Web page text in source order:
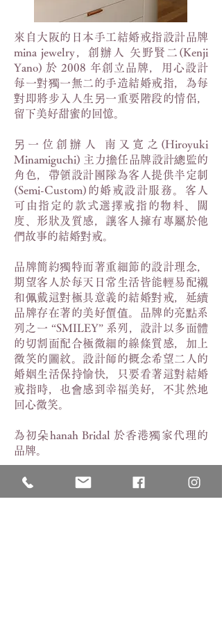
來自大阪的日本手工結婚戒指設計品牌
mina jewelry，創辦人 矢野賢二(Kenji
Yano) 於 2008 年創立品牌，用心設計
每一對獨一無二的手造結婚戒指，為每
對即將步入人生另一重要階段的情侶，
留下美好甜蜜的回憶。
另一位創辦人 南又寛之(Hiroyuki
Minamiguchi) 主力擔任品牌設計總監的
角色，帶領設計團隊為客人提供半定制
(Semi-Custom)的婚戒設計服務。客人
可由指定的款式選擇戒指的物料、闊
度、形狀及質感，讓客人擁有專屬於他
們故事的結婚對戒。
品牌簡約獨特而著重細節的設計理念，
期望客人於每天日常生活皆能輕易配襯
和佩戴這對極具意義的結婚對戒，延續
品牌存在著的美好價值。 品牌的亮點系
列之一 “SMILEY” 系列，設計以多面體
的切割面配合極微細的線條質感，加上
微笑的圖紋。設計師的概念希望二人的
婚姻生活保持愉快，只要看著這對結婚
戒指時，也會感到幸福美好，不其然地
回心微笑。
為初朵hanah Bridal 於香港獨家代理的
品牌。